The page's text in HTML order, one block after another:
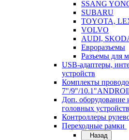
SSANG
SUBARU
TOYOTA,
VOLVO
AUDI,
Евроразъемы
Разъемы для
USB-адаптеры,
устройств
Комплекты
7"/9"/
Доп. оборудование
головных
Контроллеры
Переходные рамки
Назад